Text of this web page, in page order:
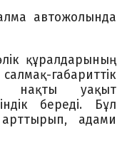
автожолында
құралдарының
габариттік
нақты уақыт
береді. Бұл
арттырып, адами